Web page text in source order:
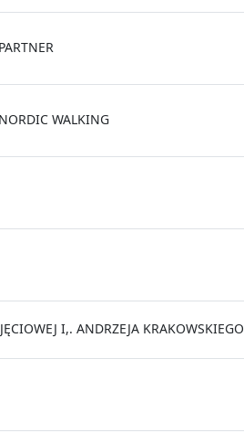
WALKING
I,. ANDRZEJA KRAKOWSKIEGO